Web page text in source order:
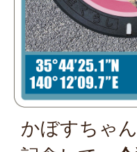
かぼすちゃ